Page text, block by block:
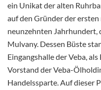
ein Unikat der alten
auf den Gründer der
neunzehnten Jahrhundert,
Mulvany. Dessen Büste
Eingangshalle der Veba,
Vorstand der Veba-
Handelssparte. Auf dieser